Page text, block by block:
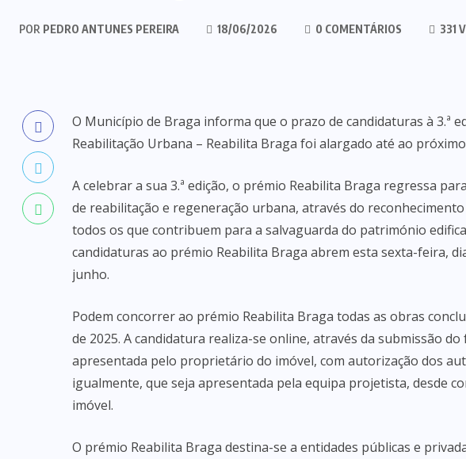
POR PEDRO ANTUNES PEREIRA 18/06/2026 0 COMENTÁRIOS 331
O Município de Braga informa que o prazo de candidaturas à 3.ª
Reabilitação Urbana – Reabilita Braga foi alargado até ao
A celebrar a sua 3.ª edição, o prémio Reabilita Braga regressa
de reabilitação e regeneração urbana, através do
todos os que contribuem para a salvaguarda do património
candidaturas ao prémio Reabilita Braga abrem esta sexta-feira,
junho.
Podem concorrer ao prémio Reabilita Braga todas as obras
de 2025. A candidatura realiza-se online, através da submissão
apresentada pelo proprietário do imóvel, com autorização dos
igualmente, que seja apresentada pela equipa projetista, desde
imóvel.
O prémio Reabilita Braga destina-se a entidades públicas e